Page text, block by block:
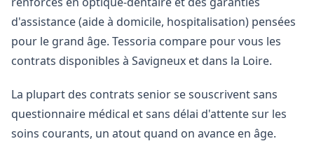
d'assistance (aide à domicile, hospitalisation) pensées
pour le grand âge. Tessoria compare pour vous les
contrats disponibles à Savigneux et dans la Loire.
La plupart des contrats senior se souscrivent sans
questionnaire médical et sans délai d'attente sur les
soins courants, un atout quand on avance en âge.